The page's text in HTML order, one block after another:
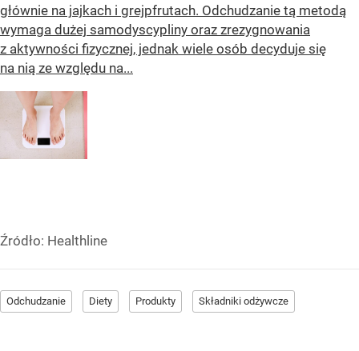
głównie na jajkach i grejpfrutach. Odchudzanie tą metodą
wymaga dużej samodyscypliny oraz zrezygnowania
z aktywności fizycznej, jednak wiele osób decyduje się
na nią ze względu na...
Źródło: Healthline
Odchudzanie Diety Produkty Składniki odżywcze